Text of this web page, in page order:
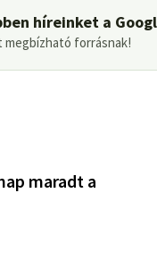
híreinket a
megbízható forrásnak!
maradt a